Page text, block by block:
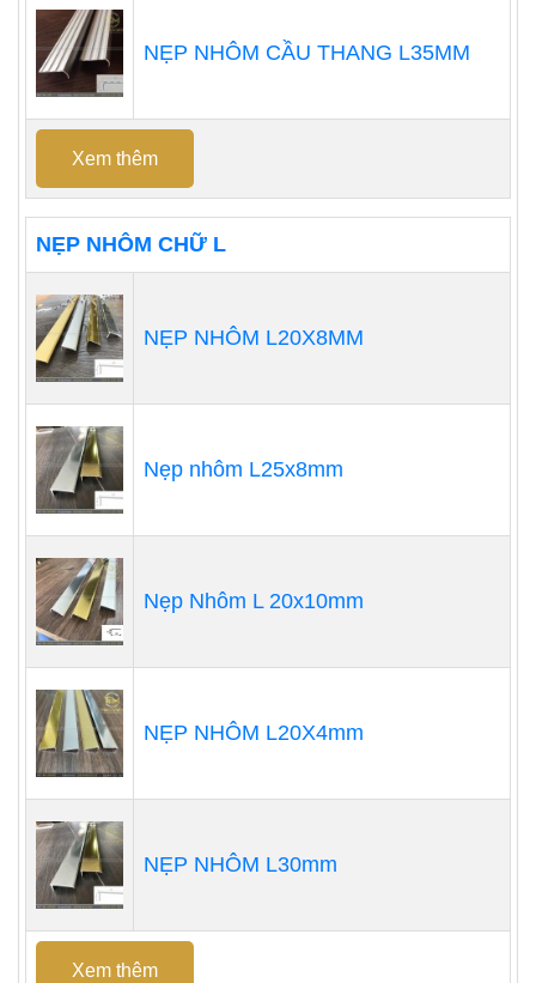
NẸP NHÔM CẦU THANG L35MM
Xem thêm
NẸP NHÔM CHỮ L
NẸP NHÔM L20X8MM
Nẹp nhôm L25x8mm
Nẹp Nhôm L 20x10mm
NẸP NHÔM L20X4mm
NẸP NHÔM L30mm
Xem thêm